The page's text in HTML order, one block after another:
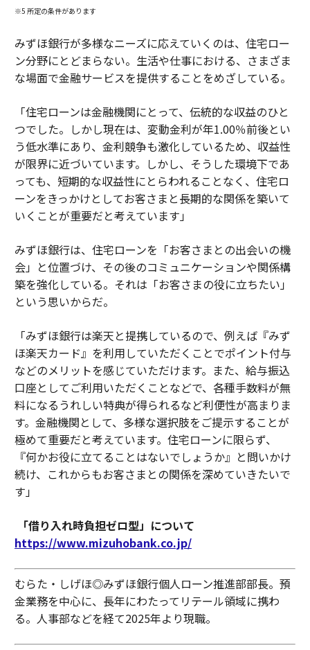
※5 所定の条件があります
みずほ銀行が多様なニーズに応えていくのは、住宅ロー
ン分野にとどまらない。生活や仕事における、さまざま
な場面で金融サービスを提供することをめざしている。
「住宅ローンは金融機関にとって、伝統的な収益のひと
つでした。しかし現在は、変動金利が年1.00％前後とい
う低水準にあり、金利競争も激化しているため、収益性
が限界に近づいています。しかし、そうした環境下であ
っても、短期的な収益性にとらわれることなく、住宅ロ
ーンをきっかけとしてお客さまと長期的な関係を築いて
いくことが重要だと考えています」
みずほ銀行は、住宅ローンを「お客さまとの出会いの機
会」と位置づけ、その後のコミュニケーションや関係構
築を強化している。それは「お客さまの役に立ちたい」
という思いからだ。
「みずほ銀行は楽天と提携しているので、例えば『みず
ほ楽天カード』を利用していただくことでポイント付与
などのメリットを感じていただけます。また、給与振込
口座としてご利用いただくことなどで、各種手数料が無
料になるうれしい特典が得られるなど利便性が高まりま
す。金融機関として、多様な選択肢をご提示することが
極めて重要だと考えています。住宅ローンに限らず、
『何かお役に立てることはないでしょうか』と問いかけ
続け、これからもお客さまとの関係を深めていきたいで
す」
「借り入れ時負担ゼロ型」について
https://www.mizuhobank.co.jp/
むらた・しげほ◎みずほ銀行個人ローン推進部部長。預
金業務を中心に、長年にわたってリテール領域に携わ
る。人事部などを経て2025年より現職。